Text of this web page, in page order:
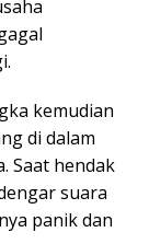
kemudian
di dalam
Saat hendak
suara
panik dan